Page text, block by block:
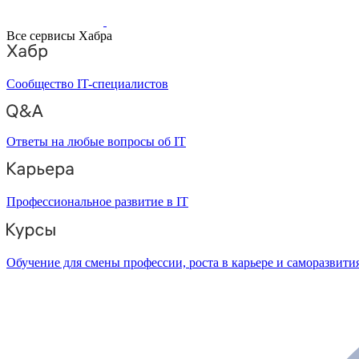
Все сервисы Хабра
Сообщество IT-специалистов
Ответы на любые вопросы об IT
Профессиональное развитие в IT
Обучение для смены профессии, роста в карьере и